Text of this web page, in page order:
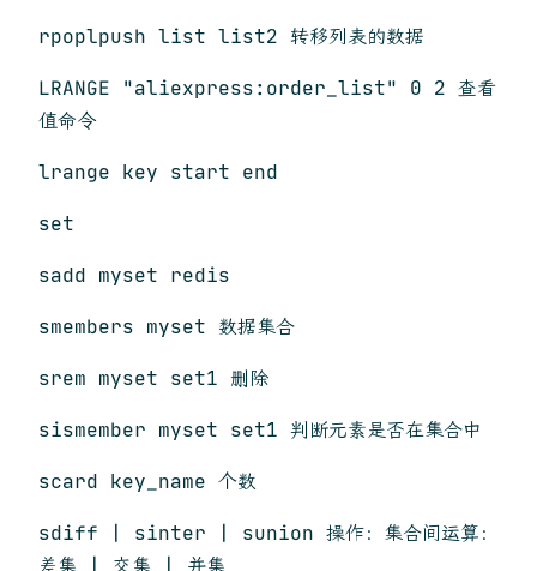
rpoplpush list list2 转移列表的数据
LRANGE "aliexpress:order_list" 0 2 查看
值命令
lrange key start end
set
sadd myset redis
smembers myset 数据集合
srem myset set1 删除
sismember myset set1 判断元素是否在集合中
scard key_name 个数
sdiff | sinter | sunion 操作：集合间运算：
差集 | 交集 | 并集